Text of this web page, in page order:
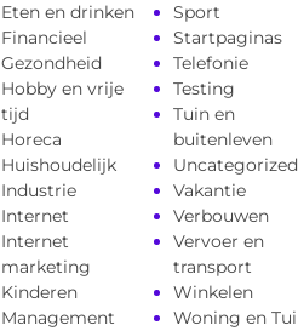
Eten en drinken
Financieel
Gezondheid
Hobby en vrije
tijd
Horeca
Huishoudelijk
Industrie
Internet
Internet
marketing
Kinderen
Management
Sport
Startpaginas
Telefonie
Testing
Tuin en
buitenleven
Uncategorized
Vakantie
Verbouwen
Vervoer en
transport
Winkelen
Woning en